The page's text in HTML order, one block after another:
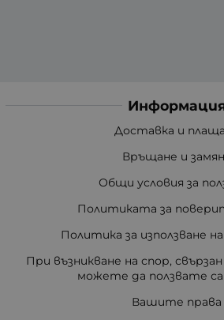
Доставка и
Връщане и
Общи условия за
Политиката за
Политика за използване
При възникване на спор,
можете да ползвате
Вашите права